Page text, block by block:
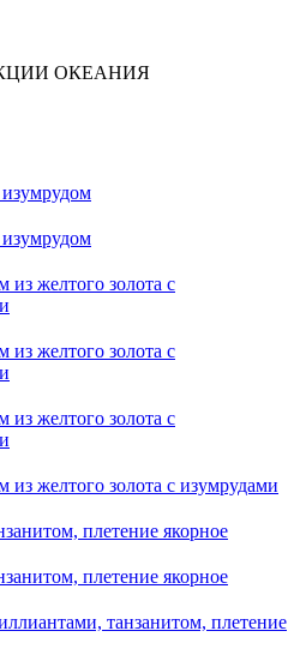
ОКЕАНИЯ
изумрудом
изумрудом
из желтого золота с
из желтого золота с
из желтого золота с
из желтого золота с изумрудами
плетение якорное
плетение якорное
танзанитом, плетение